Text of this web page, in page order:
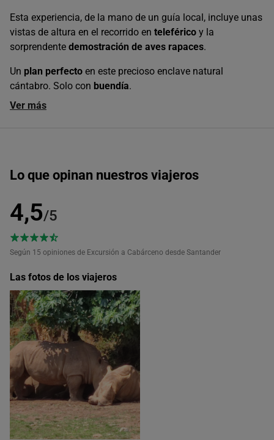
Esta experiencia, de la mano de un guía local, incluye unas
vistas de altura en el recorrido en teleférico y la
sorprendente demostración de aves rapaces.
Un plan perfecto en este precioso enclave natural
cántabro. Solo con buendía.
Ver más
Lo que opinan nuestros viajeros
4,5/5
Según 15 opiniones de Excursión a Cabárceno desde Santander
Las fotos de los viajeros